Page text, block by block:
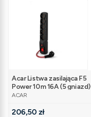
Acar Listwa zasilająca F5
Power 10m 16A (5 gniazd)
czarna
PRODUCENT
ACAR
Cena
206,50 zł